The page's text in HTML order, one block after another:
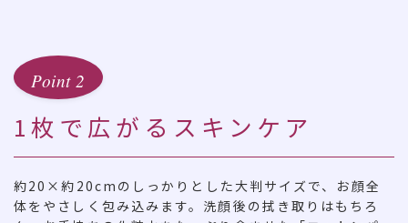
Point 2
1枚で広がるスキンケア
約20×約20cmのしっかりとした大判サイズで、お顔全
体をやさしく包み込みます。洗顔後の拭き取りはもちろ